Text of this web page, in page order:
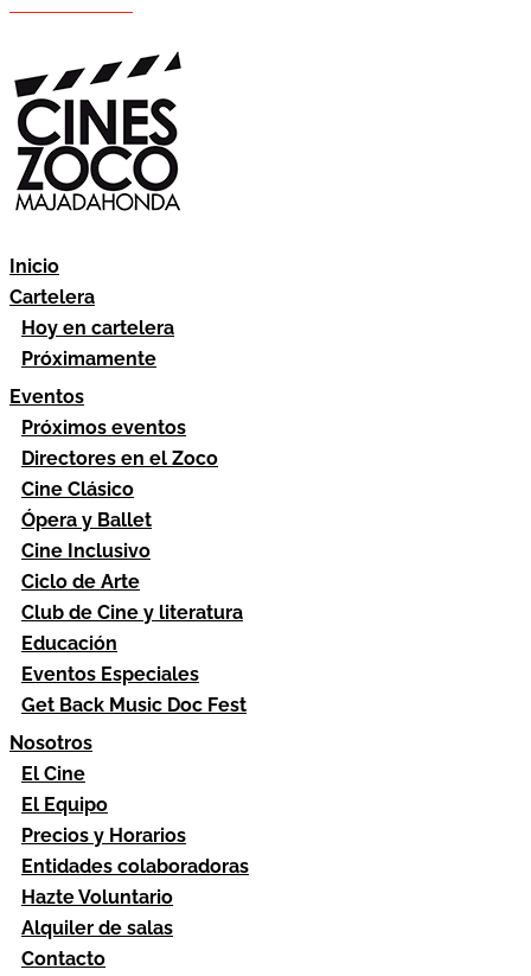
Inicio
Cartelera
Hoy en cartelera
Próximamente
Eventos
Próximos eventos
Directores en el Zoco
Cine Clásico
Ópera y Ballet
Cine Inclusivo
Ciclo de Arte
Club de Cine y literatura
Educación
Eventos Especiales
Get Back Music Doc Fest
Nosotros
El Cine
El Equipo
Precios y Horarios
Entidades colaboradoras
Hazte Voluntario
Alquiler de salas
Contacto